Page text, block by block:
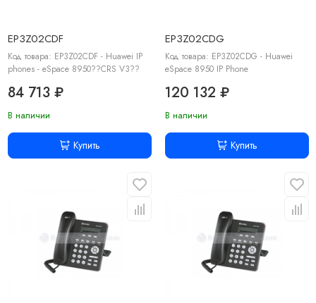
EP3Z02CDF
Код товара: EP3Z02CDF - Huawei IP
phones - eSpace 8950??CRS V3??
84 713 ₽
В наличии
Купить
EP3Z02CDG
Код товара: EP3Z02CDG - Huawei
eSpace 8950 IP Phone
120 132 ₽
В наличии
Купить